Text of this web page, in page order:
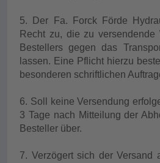
5. Der Fa. Forck Förde
Recht zu, die zu
Bestellers gegen das
lassen. Eine Pflicht hierzu
besonderen schriftlichen
6. Soll keine Versendung
3 Tage nach Mitteilung der
Besteller über.
7. Verzögert sich der Versand